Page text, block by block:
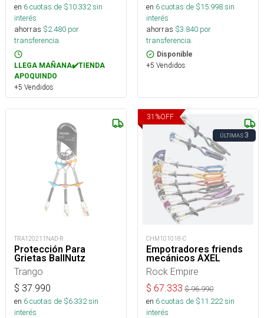
en 6cuotas de $10.332sin
interés
ahorras $2.480 por
transferencia.
LLEGA MAÑANA✔️TIENDA
APOQUINDO
+5 Vendidos
en 6cuotas de $15.998sin
interés
ahorras $3.840 por
transferencia.
Disponible
+5 Vendidos
TRA120211NAD-R
Protección Para
Grietas BallNutz
Trango
$ 37.990
en 6cuotas de $6.332sin
interés
31 %OFF
ÚLTIMAS3
CHM101018-C
Empotradores friends
mecánicos AXEL
Rock Empire
$ 67.333 $96.990
en 6cuotas de $11.222sin
interés